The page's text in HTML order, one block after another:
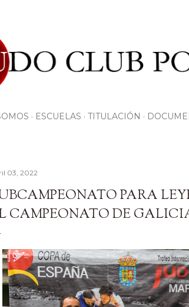
ESCUELAS TITULACIÓN
03, 2022
PARA
CAMPEONATO DE